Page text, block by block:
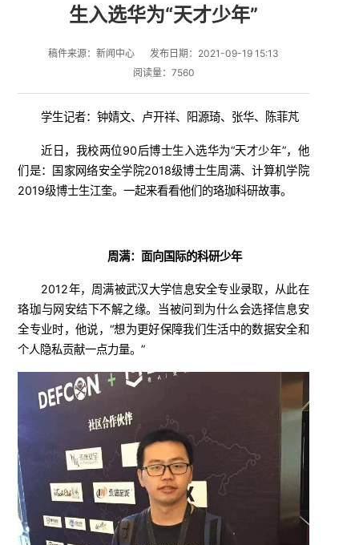
生入选华为“天才少年”
稿件来源：新闻中心
发布日期：2021-09-19 15:13
阅读量： 7560
学生记者：钟婧文、卢开祥、阳源琦、张华、陈菲芃
近日，我校两位90后博士生入选华为“天才少年”，他
们是：国家网络安全学院2018级博士生周满、计算机学院
2019级博士生江奎。一起来看看他们的珞珈科研故事。
周满：面向国际的科研少年
2012年，周满被武汉大学信息安全专业录取，从此在
珞珈与网安结下不解之缘。当被问到为什么会选择信息安
全专业时，他说，“想为更好保障我们生活中的数据安全和
个人隐私贡献一点力量。”